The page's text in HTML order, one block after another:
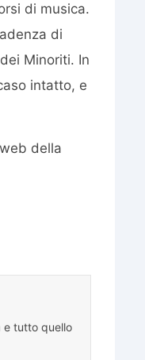
di musica.
di
Minoriti. In
intatto, e
della
e tutto quello